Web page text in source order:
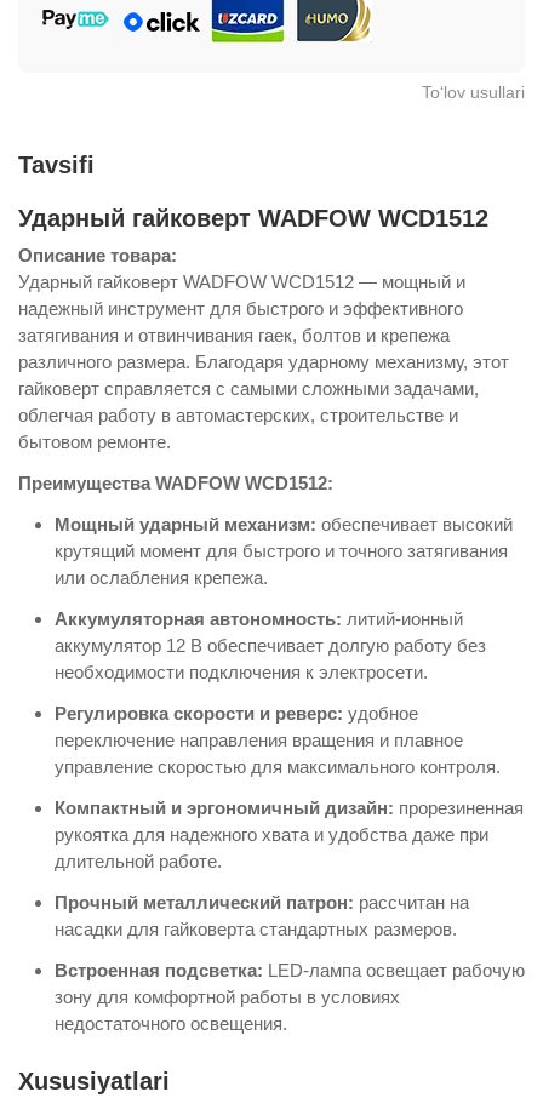
To‘lov usullari
Tavsifi
Ударный гайковерт WADFOW WCD1512
Описание товара:
Ударный гайковерт WADFOW WCD1512 — мощный и
надежный инструмент для быстрого и эффективного
затягивания и отвинчивания гаек, болтов и крепежа
различного размера. Благодаря ударному механизму, этот
гайковерт справляется с самыми сложными задачами,
облегчая работу в автомастерских, строительстве и
бытовом ремонте.
Преимущества WADFOW WCD1512:
Мощный ударный механизм: обеспечивает высокий
крутящий момент для быстрого и точного затягивания
или ослабления крепежа.
Аккумуляторная автономность: литий-ионный
аккумулятор 12 В обеспечивает долгую работу без
необходимости подключения к электросети.
Регулировка скорости и реверс: удобное
переключение направления вращения и плавное
управление скоростью для максимального контроля.
Компактный и эргономичный дизайн: прорезиненная
рукоятка для надежного хвата и удобства даже при
длительной работе.
Прочный металлический патрон: рассчитан на
насадки для гайковерта стандартных размеров.
Встроенная подсветка: LED-лампа освещает рабочую
зону для комфортной работы в условиях
недостаточного освещения.
Xususiyatlari